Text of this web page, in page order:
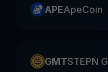
APEApeCoin
GMTSTEPN